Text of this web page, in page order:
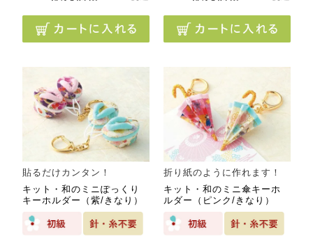
貼るだけカンタン！
キット・和のミニぽっくり
キーホルダー（紫/きなり）
折り紙のように作れます！
キット・和のミニ傘キーホ
ルダー（ピンク/きなり）